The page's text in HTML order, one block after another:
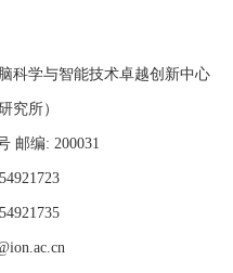
科学与智能技术卓越创新中心
究所）
邮编: 200031